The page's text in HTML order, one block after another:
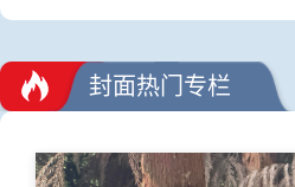
封面热门专栏